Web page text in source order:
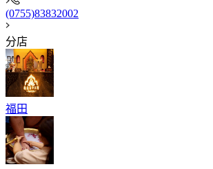
(0755)83832002​
分店
福田